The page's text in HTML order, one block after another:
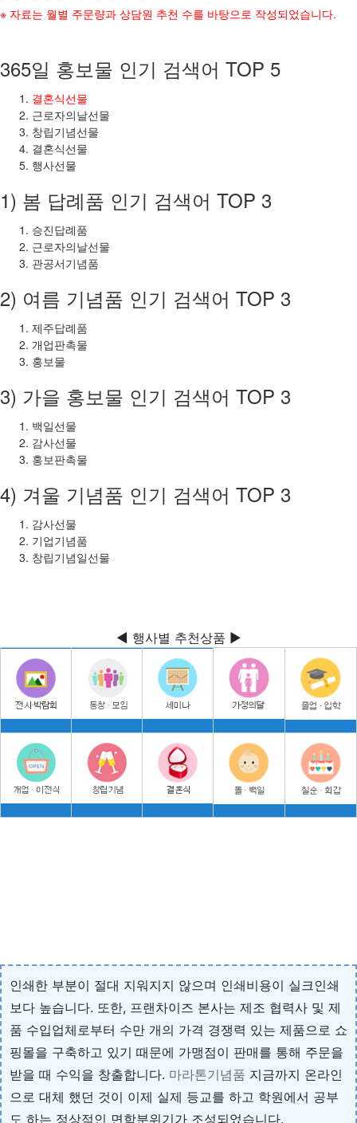
※ 자료는 월별 주문량과 상담원 추천 수를 바탕으로 작성되었습니다.
365일 홍보물 인기 검색어 TOP 5
결혼식선물
근로자의날선물
창립기념선물
결혼식선물
행사선물
1) 봄 답례품 인기 검색어 TOP 3
승진답례품
근로자의날선물
관공서기념품
2) 여름 기념품 인기 검색어 TOP 3
제주답례품
개업판촉물
홍보물
3) 가을 홍보물 인기 검색어 TOP 3
백일선물
감사선물
홍보판촉물
4) 겨울 기념품 인기 검색어 TOP 3
감사선물
기업기념품
창립기념일선물
◀ 행사별 추천상품 ▶
인쇄한 부분이 절대 지워지지 않으며 인쇄비용이 실크인쇄
보다 높습니다. 또한, 프랜차이즈 본사는 제조 협력사 및 제
품 수입업체로부터 수만 개의 가격 경쟁력 있는 제품으로 쇼
핑몰을 구축하고 있기 때문에 가맹점이 판매를 통해 주문을
받을 때 수익을 창출합니다. 마라톤기념품 지금까지 온라인
으로 대체 했던 것이 이제 실제 등교를 하고 학원에서 공부
도 하는 정상적인 면학분위기가 조성되었습니다.